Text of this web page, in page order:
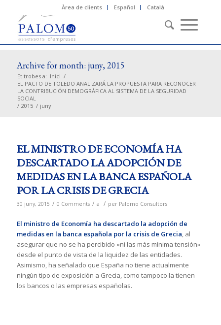
Àrea de clients Español Català
Archive for month: juny, 2015
Et trobes a: Inici /
EL PACTO DE TOLEDO ANALIZARÁ LA PROPUESTA PARA RECONOCER
LA CONTRIBUCIÓN DEMOGRÁFICA AL SISTEMA DE LA SEGURIDAD
SOCIAL
/ 2015 / juny
EL MINISTRO DE ECONOMÍA HA
DESCARTADO LA ADOPCIÓN DE
MEDIDAS EN LA BANCA ESPAÑOLA
POR LA CRISIS DE GRECIA
30 juny, 2015 / 0 Comments / a / per Palomo Consultors
El ministro de Economía ha descartado la adopción de
medidas en la banca española por la crisis de Grecia, al
asegurar que no se ha percibido «ni las más mínima tensión»
desde el punto de vista de la liquidez de las entidades.
Asimismo, ha señalado que España no tiene actualmente
ningún tipo de exposición a Grecia, como tampoco la tienen
los bancos o las empresas españolas.